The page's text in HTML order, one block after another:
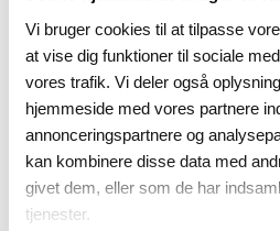
Vi bruger cookies til at tilpasse
at vise dig funktioner til sociale
vores trafik. Vi deler også
hjemmeside med vores partnere
annonceringspartnere og
kan kombinere disse data med
givet dem, eller som de har
tjenester.
signalerer til både
og
stabil og ansvarlig
man trygt kan indgå
som har orden i
markedet bevæger sig.